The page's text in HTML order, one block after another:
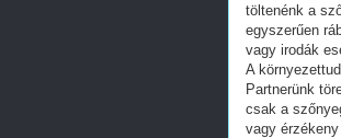
töltenénk a
egyszerűen
vagy irodák
A
Partnerünk
csak a
vagy